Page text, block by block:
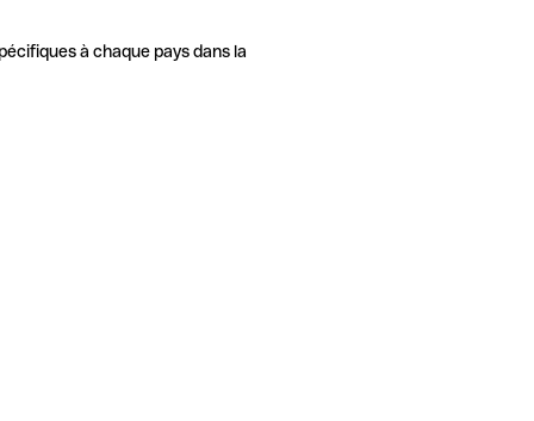
à chaque pays dans la